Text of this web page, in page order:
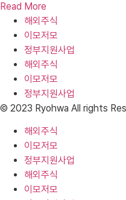
Read More
해외주식
이모저모
정부지원사업
해외주식
이모저모
정부지원사업
© 2023 Ryohwa All rights
해외주식
이모저모
정부지원사업
해외주식
이모저모